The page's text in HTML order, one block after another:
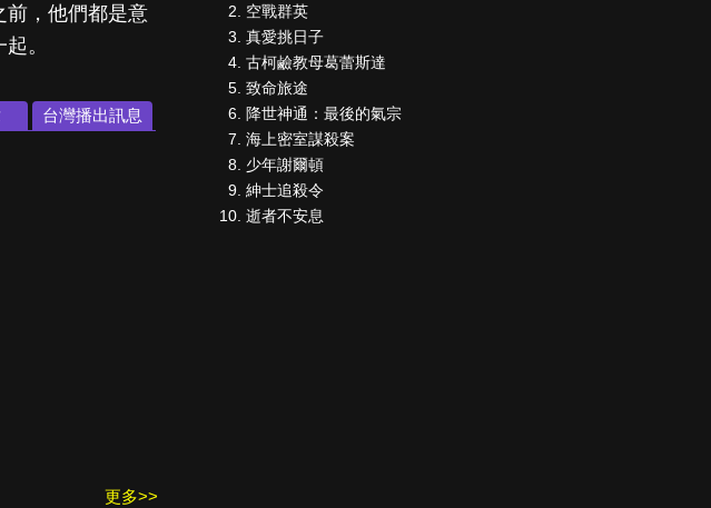
前，他們都是意
。
台灣播出訊息
更多>>
空戰群英
真愛挑日子
古柯鹼教母葛蕾斯達
致命旅途
降世神通：最後的氣宗
海上密室謀殺案
少年謝爾頓
紳士追殺令
逝者不安息